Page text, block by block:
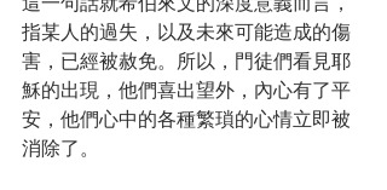
指某人的過失，以及未來可能造成的傷
害，已經被赦免。所以，門徒們看見耶
穌的出現，他們喜出望外，內心有了平
安，他們心中的各種繁瑣的心情立即被
消除了。